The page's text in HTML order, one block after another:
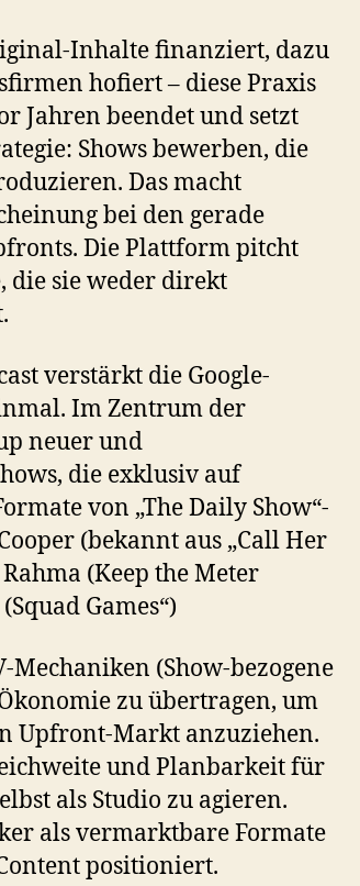
Inhalte finanziert, dazu
hofiert – diese Praxis
Jahren beendet und setzt
Shows bewerben, die
Das macht
bei den gerade
Die Plattform pitcht
die sie weder direkt
verstärkt die Google-
Im Zentrum der
neuer und
die exklusiv auf
von „The Daily Show“-
(bekannt aus „Call Her
(Keep the Meter
Games“)
Mechaniken (Show-bezogene
zu übertragen, um
Upfront-Markt anzuziehen.
und Planbarkeit für
als Studio zu agieren.
als vermarktbare Formate
positioniert.